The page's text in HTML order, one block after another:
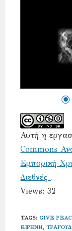
Αυτή η
Commons
Εμπορική
Διεθνές .
Views: 32
TAGS: GIVE
ΕΙΡΉΝΗ,